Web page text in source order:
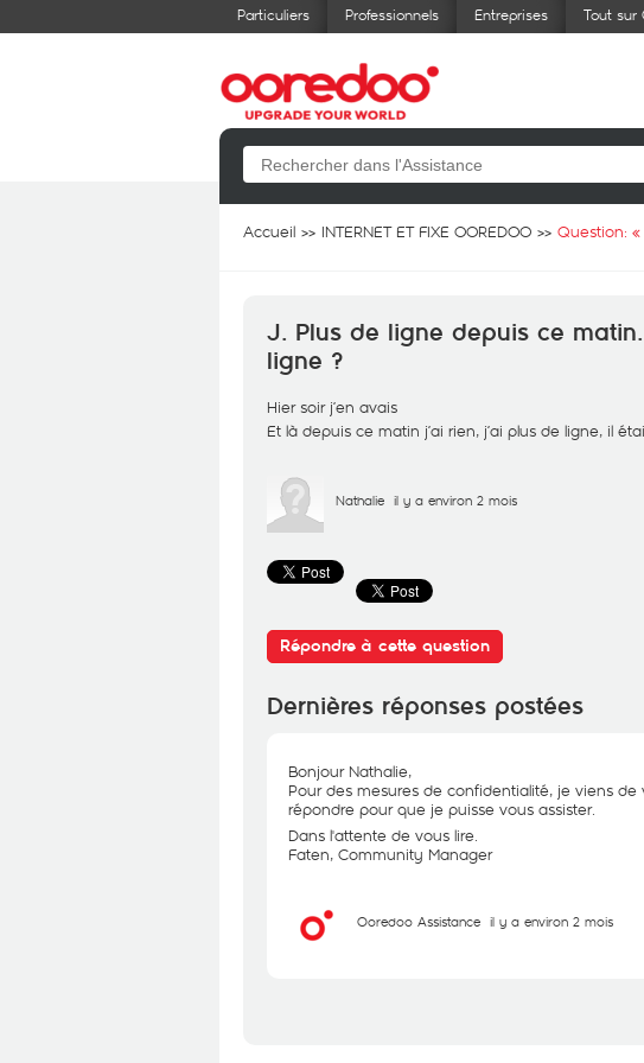
Particuliers Professionnels Entreprises Tout sur
Accueil INTERNET ET FIXE OOREDOO Question: «
J. Plus de ligne depuis ce
ligne ?
Hier soir j’en avais
Et là depuis ce matin j’ai rien, j’ai plus de ligne, il
Nathalie il y a environ 2 mois
Répondre à cette question
Dernières réponses postées
Bonjour Nathalie,
Pour des mesures de confidentialité, je viens
répondre pour que je puisse vous assister.
Dans l'attente de vous lire.
Faten, Community Manager
Ooredoo Assistance il y a environ 2 mois